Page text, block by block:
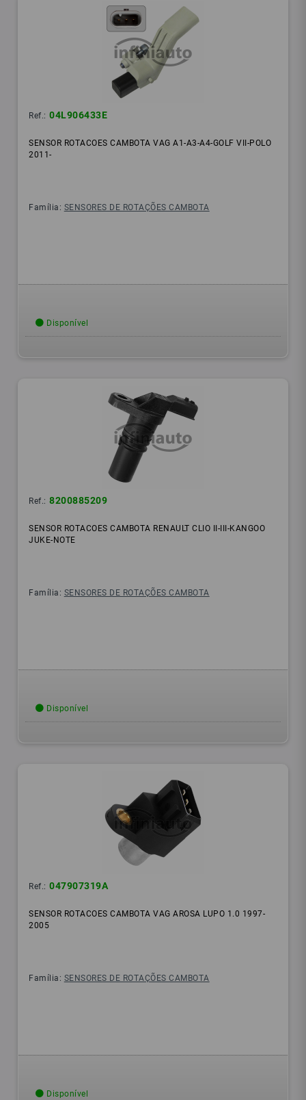
Ref.: 04L906433E
SENSOR ROTACOES CAMBOTA VAG A1-A3-A4-GOLF VII-POLO
2011-
Família: SENSORES DE ROTAÇÕES CAMBOTA
Disponível
Ref.: 8200885209
SENSOR ROTACOES CAMBOTA RENAULT CLIO II-III-KANGOO
JUKE-NOTE
Família: SENSORES DE ROTAÇÕES CAMBOTA
Disponível
Ref.: 047907319A
SENSOR ROTACOES CAMBOTA VAG AROSA LUPO 1.0 1997-
2005
Família: SENSORES DE ROTAÇÕES CAMBOTA
Disponível